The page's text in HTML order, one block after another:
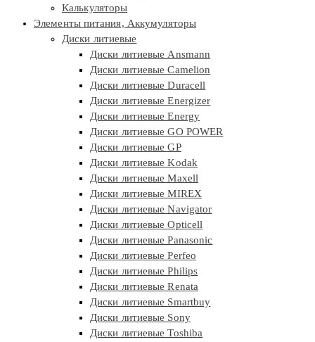
Калькуляторы
Элементы питания, Аккумуляторы
Диски литиевые
Диски литиевые Ansmann
Диски литиевые Camelion
Диски литиевые Duracell
Диски литиевые Energizer
Диски литиевые Energy
Диски литиевые GO POWER
Диски литиевые GP
Диски литиевые Kodak
Диски литиевые Maxell
Диски литиевые MIREX
Диски литиевые Navigator
Диски литиевые Opticell
Диски литиевые Panasonic
Диски литиевые Perfeo
Диски литиевые Philips
Диски литиевые Renata
Диски литиевые Smartbuy
Диски литиевые Sony
Диски литиевые Toshiba